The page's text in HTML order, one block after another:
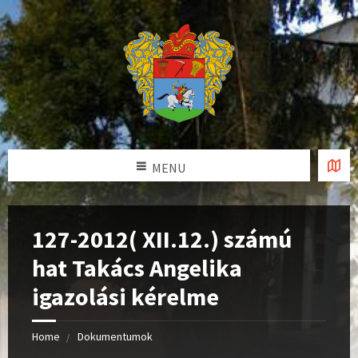
MENU
127-2012( XII.12.) számú
hat Takács Angelika
igazolási kérelme
Home Dokumentumok